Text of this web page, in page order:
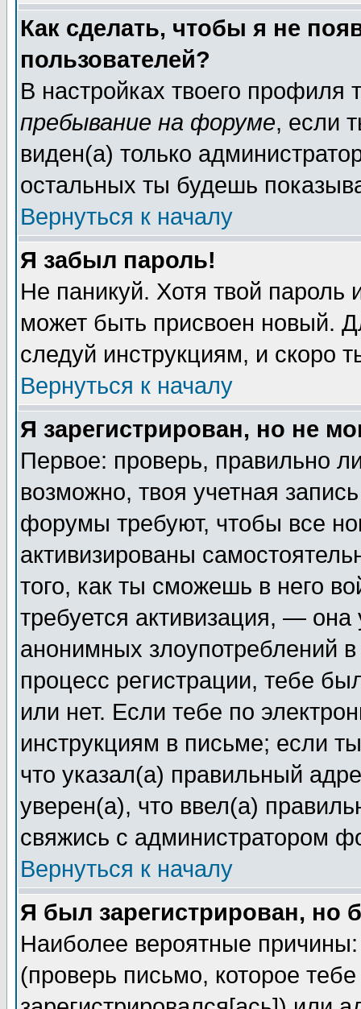
Как сделать, чтобы я не
пользователей?
В настройках твоего
пребывание на форуме, если
виден(а) только
остальных ты будешь
Вернуться к началу
Я забыл пароль!
Не паникуй. Хотя твой пароль
может быть присвоен новый.
следуй инструкциям, и скоро
Вернуться к началу
Я зарегистрирован, но не
Первое: проверь, правильно
возможно, твоя учетная
форумы требуют, чтобы все
активизированы
того, как ты сможешь в него
требуется активизация, —
анонимных злоупотреблений
процесс регистрации, тебе
или нет. Если тебе по
инструкциям в письме; если
что указал(а) правильный
уверен(а), что ввел(а)
свяжись с администратором
Вернуться к началу
Я был зарегистрирован, но
Наиболее вероятные
(проверь письмо, которое